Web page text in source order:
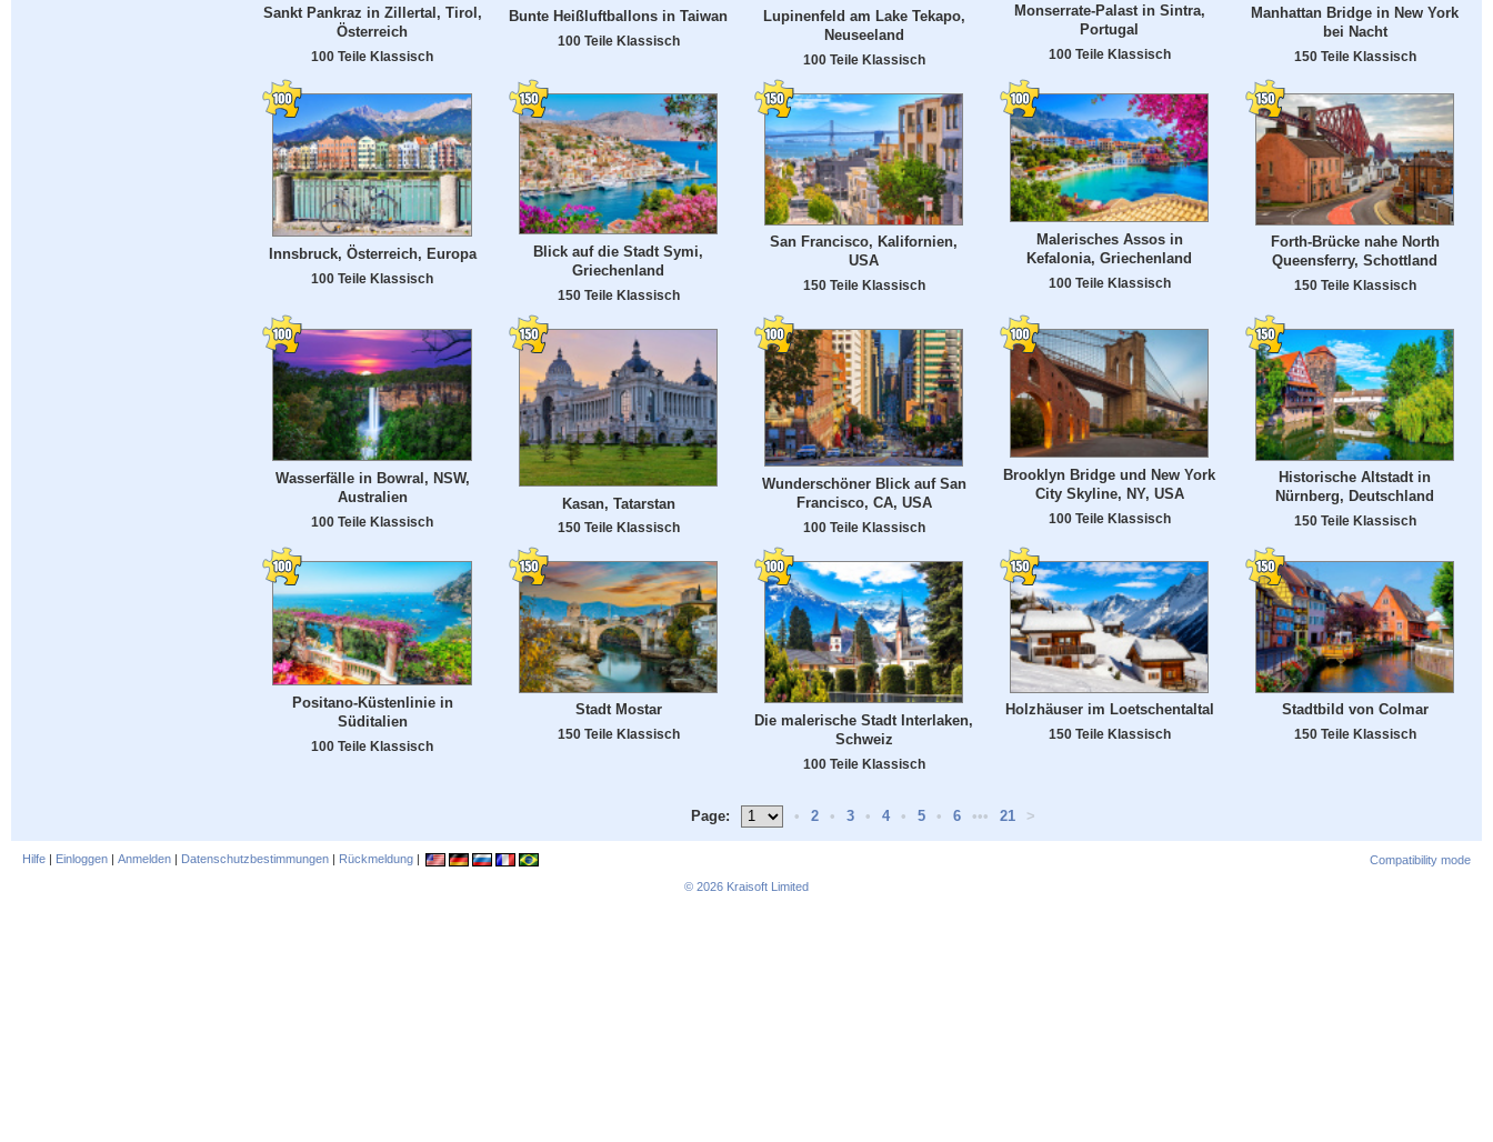
Sankt Pankraz in Zillertal, Tirol,
Österreich
100 Teile Klassisch
Bunte Heißluftballons in Taiwan
100 Teile Klassisch
Lupinenfeld am Lake Tekapo,
Neuseeland
100 Teile Klassisch
Monserrate-Palast in Sintra,
Portugal
100 Teile Klassisch
Manhattan Bridge in New York
bei Nacht
150 Teile Klassisch
Innsbruck, Österreich, Europa
100 Teile Klassisch
Blick auf die Stadt Symi,
Griechenland
150 Teile Klassisch
San Francisco, Kalifornien,
USA
150 Teile Klassisch
Malerisches Assos in
Kefalonia, Griechenland
100 Teile Klassisch
Forth-Brücke nahe North
Queensferry, Schottland
150 Teile Klassisch
Wasserfälle in Bowral, NSW,
Australien
100 Teile Klassisch
Kasan, Tatarstan
150 Teile Klassisch
Wunderschöner Blick auf San
Francisco, CA, USA
100 Teile Klassisch
Brooklyn Bridge und New York
City Skyline, NY, USA
100 Teile Klassisch
Historische Altstadt in
Nürnberg, Deutschland
150 Teile Klassisch
Positano-Küstenlinie in
Süditalien
100 Teile Klassisch
Stadt Mostar
150 Teile Klassisch
Die malerische Stadt Interlaken,
Schweiz
100 Teile Klassisch
Holzhäuser im Loetschentaltal
150 Teile Klassisch
Stadtbild von Colmar
150 Teile Klassisch
Page: • 2 • 3 • 4 • 5 • 6 ••• 21 >
Hilfe | Einloggen | Anmelden | Datenschutzbestimmungen | Rückmeldung |
Compatibility mode
© 2026 Kraisoft Limited